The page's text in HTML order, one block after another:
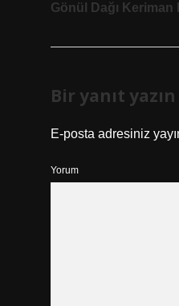
Gönül Dağı Keriman
Bir yanıt yazın
E-posta adresiniz
Yorum